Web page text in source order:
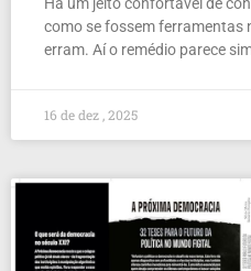
Há um jeito confortável de
como se fossem ferramentas
erram. Aí o remédio parece
16 de dez , 2025